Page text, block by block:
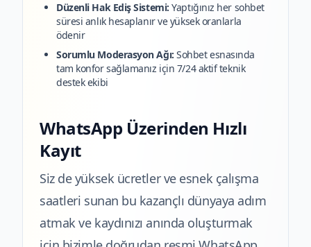
Düzenli Hak Ediş Sistemi: Yaptığınız her sohbet
süresi anlık hesaplanır ve yüksek oranlarla
ödenir
Sorumlu Moderasyon Ağı: Sohbet esnasında
tam konfor sağlamanız için 7/24 aktif teknik
destek ekibi
WhatsApp Üzerinden Hızlı
Kayıt
Siz de yüksek ücretler ve esnek çalışma
saatleri sunan bu kazançlı dünyaya adım
atmak ve kaydınızı anında oluşturmak